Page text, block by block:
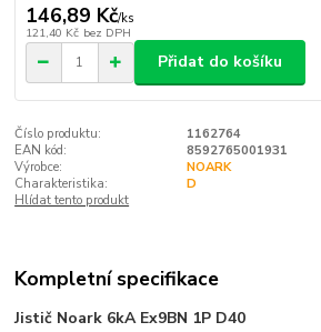
146,89 Kč/ks
121,40 Kč bez DPH
Přidat do košíku
Číslo produktu:
1162764
EAN kód:
8592765001931
Výrobce:
NOARK
Charakteristika:
D
Hlídat tento produkt
Kompletní specifikace
Jistič Noark 6kA Ex9BN 1P D40